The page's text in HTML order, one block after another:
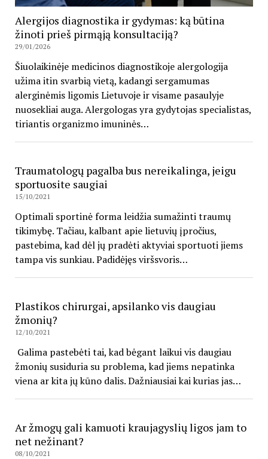
Alergijos diagnostika ir gydymas: ką būtina
žinoti prieš pirmąją konsultaciją?
29/01/2026
Šiuolaikinėje medicinos diagnostikoje alergologija
užima itin svarbią vietą, kadangi sergamumas
alerginėmis ligomis Lietuvoje ir visame pasaulyje
nuosekliai auga. Alergologas yra gydytojas specialistas,
tiriantis organizmo imuninės…
Traumatologų pagalba bus nereikalinga, jeigu
sportuosite saugiai
15/10/2021
Optimali sportinė forma leidžia sumažinti traumų
tikimybę. Tačiau, kalbant apie lietuvių įpročius,
pastebima, kad dėl jų pradėti aktyviai sportuoti jiems
tampa vis sunkiau. Padidėjęs viršsvoris…
Plastikos chirurgai, apsilanko vis daugiau
žmonių?
12/10/2021
Galima pastebėti tai, kad bėgant laikui vis daugiau
žmonių susiduria su problema, kad jiems nepatinka
viena ar kita jų kūno dalis. Dažniausiai kai kurias jas…
Ar žmogų gali kamuoti kraujagyslių ligos jam to
net nežinant?
08/10/2021